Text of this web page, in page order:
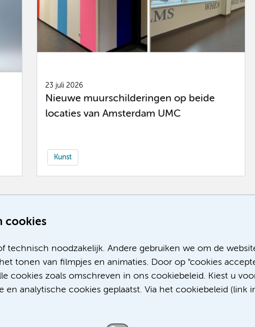
cookies
technisch noodzakelijk. Andere gebruiken we om de
tonen van filmpjes en animaties. Door op "cookies
cookies zoals omschreven in ons cookiebeleid. Kiest u
analytische cookies geplaatst. Via het cookiebeleid (link
23 juli 2026
Nieuwe muurschilderingen op beide
locaties van Amsterdam UMC
Kunst